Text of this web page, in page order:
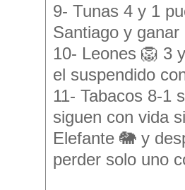
9- Tunas 4 y 1
Santiago y
10- Leones 🦁 3
el suspendido
11- Tabacos 8-1
siguen con vida
Elefante 🐘 y
perder solo uno